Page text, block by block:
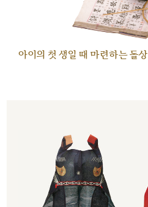
아이의 첫 생일 때 마련하는 돌상